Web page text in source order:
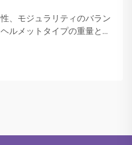
、モジュラリティのバラン
ルメットタイプの重量と快
ています。